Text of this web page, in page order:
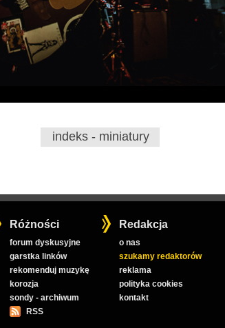
indeks - miniatury
Różności
forum dyskusyjne
garstka linków
rekomenduj muzykę
korozja
sondy - archiwum
RSS
Redakcja
o nas
szukamy redaktorów
reklama
polityka cookies
kontakt